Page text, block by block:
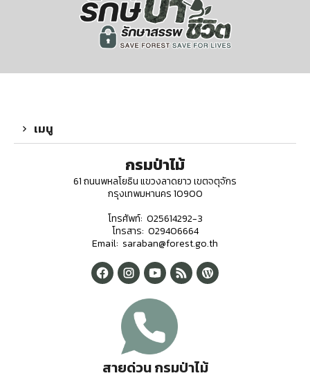
เมนู
กรมป่าไม้
61 ถนนพหลโยธิน แขวงลาดยาว เขตจตุจักร
กรุงเทพมหานคร 10900
โทรศัพท์: 025614292-3
โทรสาร: 029406664
Email: saraban@forest.go.th
สายด่วน กรมป่าไม้